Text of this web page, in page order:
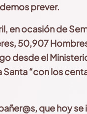
prever.
en ocasión de
50,907
desde el
“con los
que hoy se